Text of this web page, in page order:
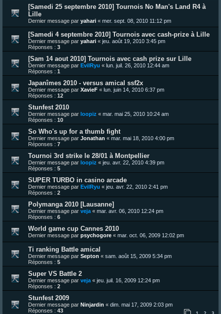
[Samedi 25 septembre 2010] Tournois No Man's Land R4 à
Lille
Dernier message par yahari « mer. sept. 08, 2010 11:12 pm
[Samedi 4 septembre 2010] Tournois avec cash-prize à Lille
Dernier message par yahari « jeu. août 19, 2010 3:45 pm
Réponses : 3
[Sam 14 aout 2010] Tournois avec cash prize sur Lille
Dernier message par EvilRyu « lun. juil. 26, 2010 12:44 am
Réponses : 1
Japanîmes 2010 - versus amical ssf2x
Dernier message par XavieF « lun. juin 14, 2010 6:37 pm
Réponses : 12
Stunfest 2010
Dernier message par loopiz « mar. mai 25, 2010 10:24 am
Réponses : 10
So Who's up for a thumb fight
Dernier message par Jonathan « mar. mai 18, 2010 4:00 pm
Réponses : 7
Tournoi 3rd strike le 28/01 à Montpellier
Dernier message par loopiz « jeu. avr. 22, 2010 4:39 pm
Réponses : 5
SUPER TURBO in casino arcade
Dernier message par EvilRyu « jeu. avr. 22, 2010 2:41 pm
Réponses : 2
Polymanga 2010 [Lausanne]
Dernier message par veja « mar. avr. 06, 2010 12:24 pm
Réponses : 6
World game cup Cannes 2010
Dernier message par psychogore « mar. oct. 06, 2009 12:02 pm
Ti ranking Battle amical
Dernier message par Septon « sam. août 15, 2009 5:34 pm
Réponses : 5
Super VS Battle 2
Dernier message par veja « jeu. juil. 16, 2009 12:24 pm
Réponses : 2
Stunfest 2009
Dernier message par Ninjardin « dim. mai 17, 2009 2:03 pm
Réponses : 43